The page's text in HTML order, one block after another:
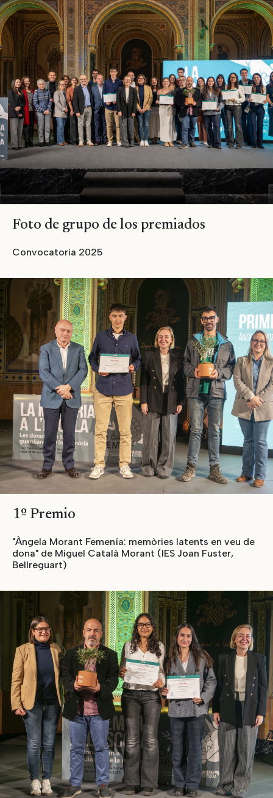
Foto de grupo de los premiados
Convocatoria 2025
1º Premio
"Àngela Morant Femenía: memòries latents en veu de
dona" de Miguel Català Morant (IES Joan Fuster,
Bellreguart)